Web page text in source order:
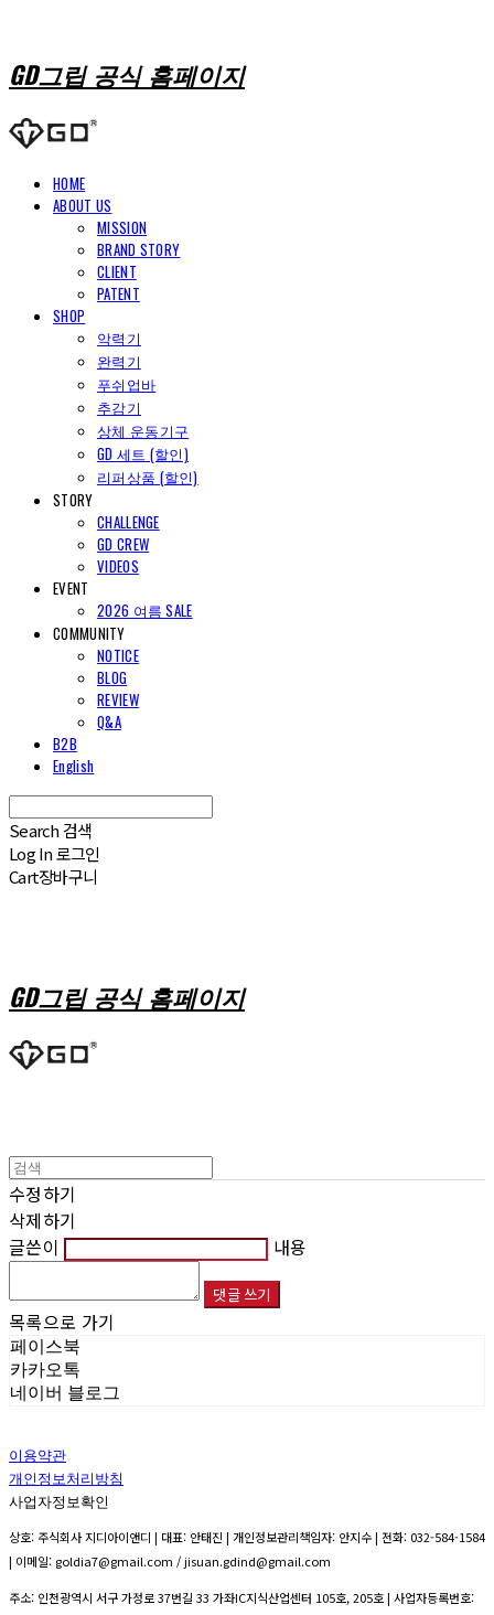
GD그립 공식 홈페이지
HOME
ABOUT US
MISSION
BRAND STORY
CLIENT
PATENT
SHOP
악력기
완력기
푸쉬업바
추감기
상체 운동기구
GD 세트 (할인)
리퍼상품 (할인)
STORY
CHALLENGE
GD CREW
VIDEOS
EVENT
2026 여름 SALE
COMMUNITY
NOTICE
BLOG
REVIEW
Q&A
B2B
English
Search 검색
Log In로그인
Cart장바구니
GD그립 공식 홈페이지
수정하기
삭제하기
글쓴이
내용
댓글 쓰기
목록으로 가기
페이스북
카카오톡
네이버 블로그
이용약관
개인정보처리방침
사업자정보확인
상호: 주식회사 지디아이앤디 | 대표: 안태진 | 개인정보관리책임자: 안지수 | 전화: 032-584-1584
| 이메일: goldia7@gmail.com / jisuan.gdind@gmail.com
주소: 인천광역시 서구 가정로 37번길 33 가좌IC지식산업센터 105호, 205호 | 사업자등록번호: